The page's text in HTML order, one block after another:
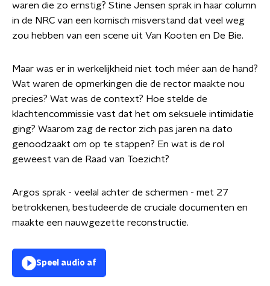
waren die zo ernstig? Stine Jensen sprak in haar column
in de NRC van een komisch misverstand dat veel weg
zou hebben van een scene uit Van Kooten en De Bie.
Maar was er in werkelijkheid niet toch méer aan de hand?
Wat waren de opmerkingen die de rector maakte nou
precies? Wat was de context? Hoe stelde de
klachtencommissie vast dat het om seksuele intimidatie
ging? Waarom zag de rector zich pas jaren na dato
genoodzaakt om op te stappen? En wat is de rol
geweest van de Raad van Toezicht?
Argos sprak - veelal achter de schermen - met 27
betrokkenen, bestudeerde de cruciale documenten en
maakte een nauwgezette reconstructie.
Speel audio af